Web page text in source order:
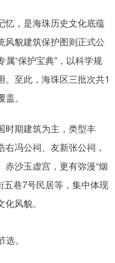
忆，是海珠历史文化底蕴
风貌建筑保护图则正式公
“保护宝典”，以科学规
。至此，海珠区三批次共1
。
时期建筑为主，类型丰
冯公祠、友新张公祠，
沙玉虚宫，更有弥漫“烟
五巷7号民居等，集中体现
风貌。